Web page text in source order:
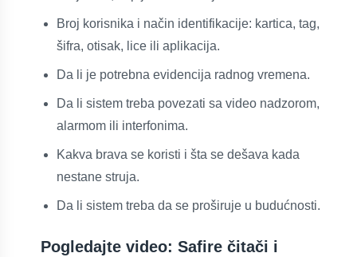
Broj korisnika i način identifikacije: kartica, tag,
šifra, otisak, lice ili aplikacija.
Da li je potrebna evidencija radnog vremena.
Da li sistem treba povezati sa video nadzorom,
alarmom ili interfonima.
Kakva brava se koristi i šta se dešava kada
nestane struja.
Da li sistem treba da se proširuje u budućnosti.
Pogledajte video: Safire čitači i